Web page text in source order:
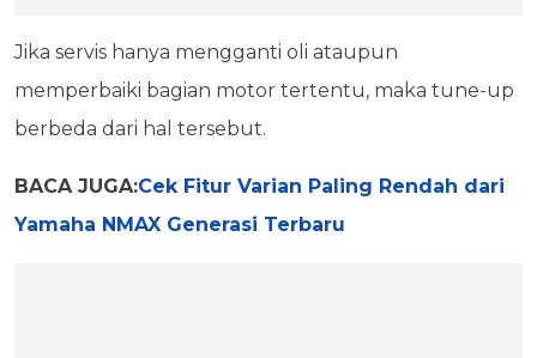
Jika servis hanya mengganti oli ataupun
memperbaiki bagian motor tertentu, maka tune-up
berbeda dari hal tersebut.
BACA JUGA:Cek Fitur Varian Paling Rendah dari
Yamaha NMAX Generasi Terbaru